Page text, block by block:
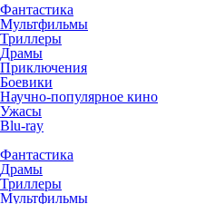
Фантастика
Мультфильмы
Триллеры
Драмы
Приключения
Боевики
Научно-популярное кино
Ужасы
Blu-ray
Фантастика
Драмы
Триллеры
Мультфильмы